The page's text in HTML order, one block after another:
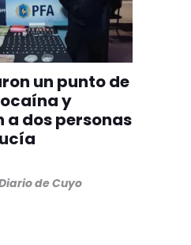
un punto de
y
a dos personas
de Cuyo